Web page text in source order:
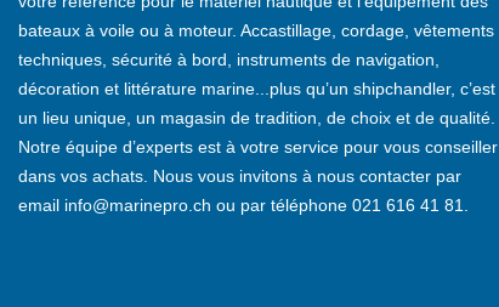
bateaux à voile ou à moteur. Accastillage, cordage, vêtements
techniques, sécurité à bord, instruments de navigation,
décoration et littérature marine...plus qu’un shipchandler, c’est
un lieu unique, un magasin de tradition, de choix et de qualité.
Notre équipe d’experts est à votre service pour vous conseiller
dans vos achats. Nous vous invitons à nous contacter par
email info@marinepro.ch ou par téléphone 021 616 41 81.